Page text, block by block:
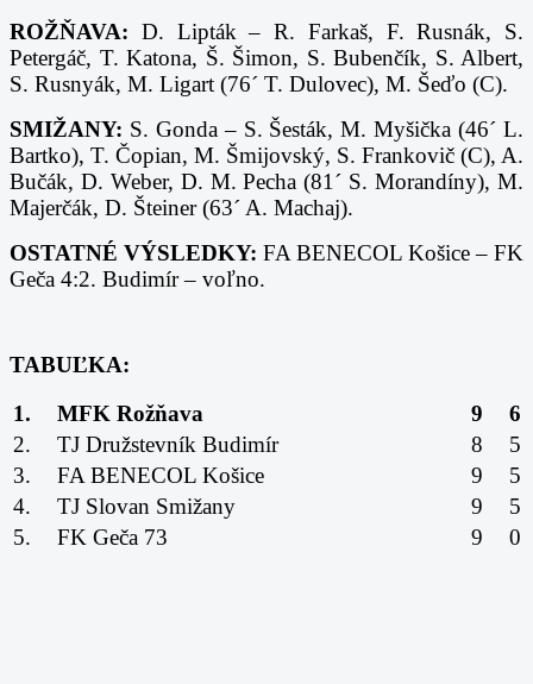
ROŽŇAVA: D. Lipták – R. Farkaš, F. Rusnák, S.
Petergáč, T. Katona, Š. Šimon, S. Bubenčík, S. Albert,
S. Rusnyák, M. Ligart (76´ T. Dulovec), M. Šeďo (C).
SMIŽANY: S. Gonda – S. Šesták, M. Myšička (46´ L.
Bartko), T. Čopian, M. Šmijovský, S. Frankovič (C), A.
Bučák, D. Weber, D. M. Pecha (81´ S. Morandíny), M.
Majerčák, D. Šteiner (63´ A. Machaj).
OSTATNÉ VÝSLEDKY: FA BENECOL Košice – FK
Geča 4:2. Budimír – voľno.
TABUĽKA:
1.
MFK Rožňava 9
6
2.
TJ Družstevník Budimír 8
5
3.
FA BENECOL Košice 9
5
4.
TJ Slovan Smižany 9
5
5.
FK Geča 73 9 0